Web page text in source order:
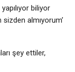
biliyor
almıyorum’
şey ettiler,